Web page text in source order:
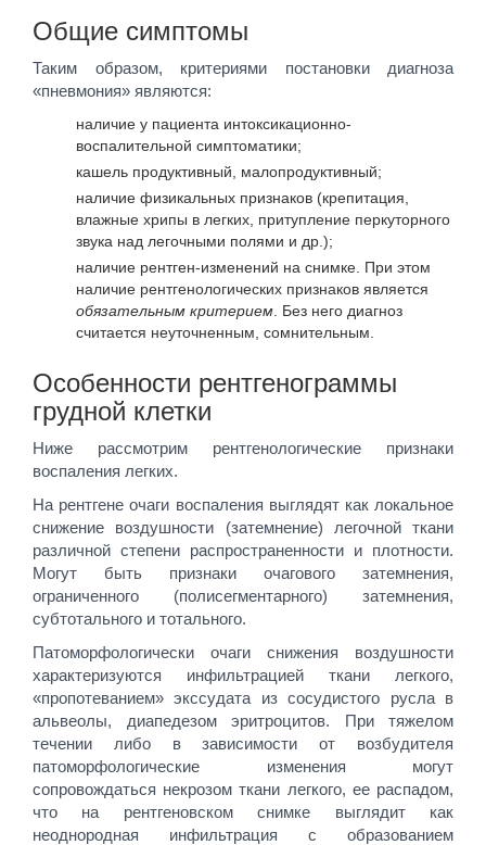
Общие симптомы
Таким образом, критериями постановки диагноза
«пневмония» являются:
наличие у пациента интоксикационно-
воспалительной симптоматики;
кашель продуктивный, малопродуктивный;
наличие физикальных признаков (крепитация,
влажные хрипы в легких, притупление перкуторного
звука над легочными полями и др.);
наличие рентген-изменений на снимке. При этом
наличие рентгенологических признаков является
обязательным критерием . Без него диагноз
считается неуточненным, сомнительным.
Особенности рентгенограммы
грудной клетки
Ниже рассмотрим рентгенологические признаки
воспаления легких.
На рентгене очаги воспаления выглядят как локальное
снижение воздушности (затемнение) легочной ткани
различной степени распространенности и плотности.
Могут быть признаки очагового затемнения,
ограниченного (полисегментарного) затемнения,
субтотального и тотального.
Патоморфологически очаги снижения воздушности
характеризуются инфильтрацией ткани легкого,
«пропотеванием» экссудата из сосудистого русла в
альвеолы, диапедезом эритроцитов. При тяжелом
течении либо в зависимости от возбудителя
патоморфологические изменения могут
сопровождаться некрозом ткани легкого, ее распадом,
что на рентгеновском снимке выглядит как
неоднородная инфильтрация с образованием